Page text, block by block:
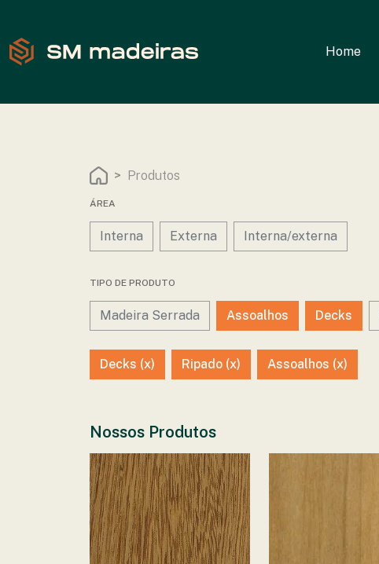
Home
Produtos
ÁREA
Interna Externa Interna/externa
TIPO DE PRODUTO
Madeira Serrada Assoalhos Decks
Decks (x) Ripado (x) Assoalhos (x)
Nossos Produtos